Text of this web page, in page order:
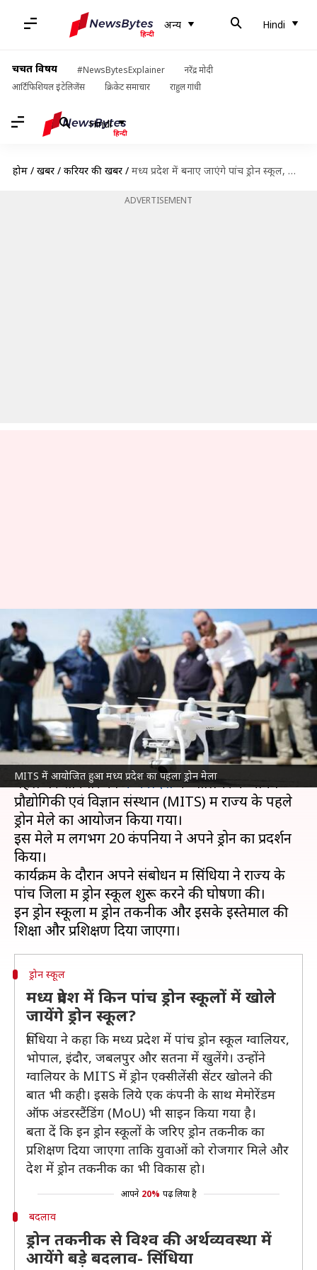
अन्य Hindi
चर्चित विषय #NewsBytesExplainer
नरेंद्र मोदी
आर्टिफिशियल इंटेलिजेंस
क्रिकेट समाचार राहुल गांधी
Hindi
होम / खबरें / करियर की खबरें / मध्य प्रदेश में बनाए जाएंगे पांच ड्रोन स्कूल, जानें देश में कैसा होगा ड्रोन का भविष्य
ADVERTISEMENT
MITS में आयोजित हुआ मध्य प्रदेश का पहला ड्रोन मेला
मध्य प्रदेश में बनाए जाएंगे पांच ड्रोन
स्कूल, जानें देश में कैसा होगा ड्रोन का
भविष्य
तौसीफ Dec 14, 2021 05:30 pm
क्या है खबर?
केंद्रीय नागरिक उड्डयन मंत्रीज्योतिरादित्य सिंधियाकी
पहल पर शनिवार कोमध्य प्रदेशमें ग्वालियर के माधव
प्रौद्योगिकी एवं विज्ञान संस्थान (MITS) में राज्य के पहले
ड्रोन मेले का आयोजन किया गया।
इस मेले में लगभग 20 कंपनियों ने अपने ड्रोन का प्रदर्शन
किया।
कार्यक्रम के दौरान अपने संबोधन में सिंधिया ने राज्य के
पांच जिलों में ड्रोन स्कूल शुरू करने की घोषणा की।
इन ड्रोन स्कूलों में ड्रोन तकनीक और इसके इस्तेमाल की
ड्रोन स्कूल
मध्य प्रदेश में किन पांच ड्रोन स्कूलों में खोले
जायेंगे ड्रोन स्कूल?
सिंधिया ने कहा कि मध्य प्रदेश में पांच ड्रोन स्कूल ग्वालियर,
भोपाल, इंदौर, जबलपुर और सतना में खुलेंगे। उन्होंने
ग्वालियर के MITS में ड्रोन एक्सीलेंसी सेंटर खोलने की
बात भी कही। इसके लिये एक कंपनी के साथ मेमोरेंडम
ऑफ अंडरस्टैंडिंग (MoU) भी साइन किया गया है।
बता दें कि इन ड्रोन स्कूलों के जरिए ड्रोन तकनीक का
प्रशिक्षण दिया जाएगा ताकि युवाओं को रोजगार मिले और
देश में ड्रोन तकनीक का भी विकास हो।
आपने 20% पढ़ लिया है
बदलाव
ड्रोन तकनीक से विश्व की अर्थव्यवस्था में
आयेंगे बड़े बदलाव- सिंधिया